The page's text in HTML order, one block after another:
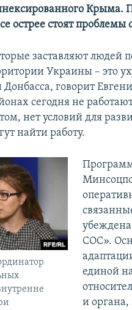
Крыма.
острее стоят
заставляют людей
Украины – это
Донбасса, говорит
сегодня не
нет условий для
найти работу.
СОС».
единой
и